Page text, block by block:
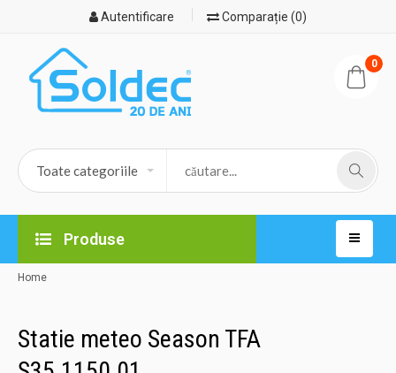
Autentificare Comparație (0)
0
Produse
Home
Statie meteo Season TFA